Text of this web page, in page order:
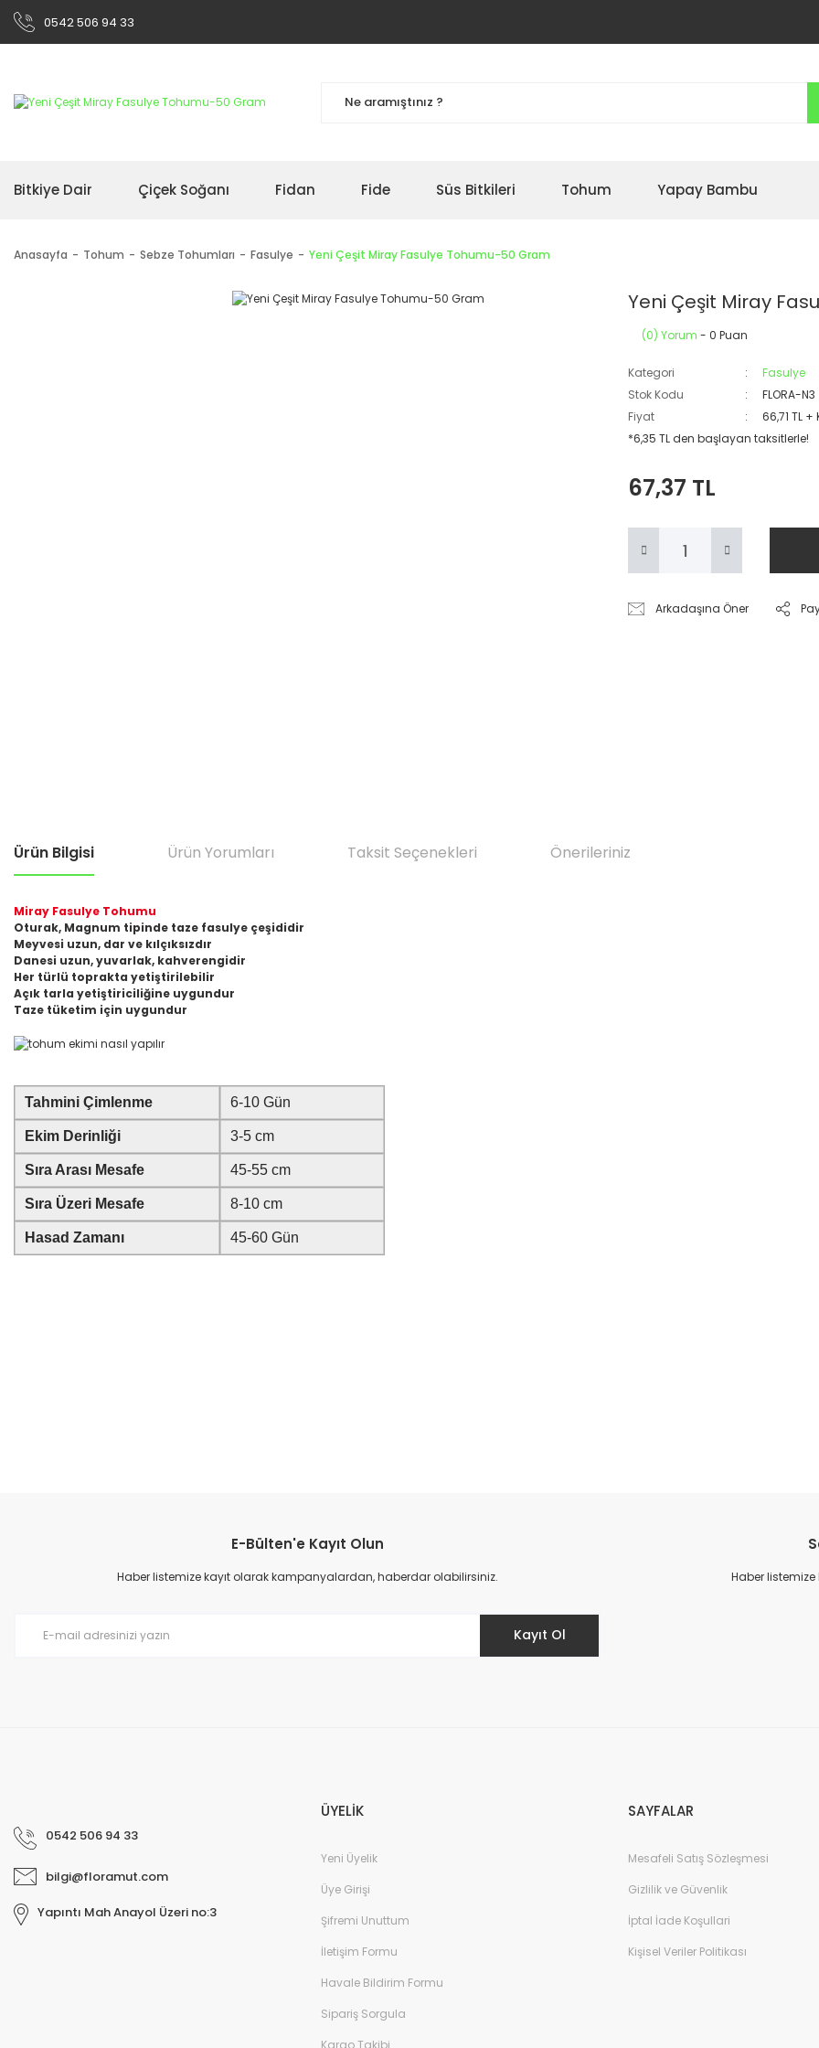
0542 506 94 33
Bitkiye Dair Çiçek Soğanı Fidan Fide Süs Bitkileri Tohum Yapay Bambu
Anasayfa Tohum Sebze Tohumları Fasulye Yeni Çeşit Miray Fasulye Tohumu-50 Gram
Yeni Çeşit Miray
(0) Yorum - 0 Puan
Kategori
Fasulye
Stok Kodu
FLORA-N3
Fiyat
66,71 TL +
*6,35 TL den başlayan taksitlerle!
67,37 TL
Arkadaşına Öner
Ürün Bilgisi Ürün Yorumları Taksit Seçenekleri Önerileriniz
Miray Fasulye Tohumu
Oturak, Magnum tipinde taze fasulye çeşididir
Meyvesi uzun, dar ve kılçıksızdır
Danesi uzun, yuvarlak, kahverengidir
Her türlü toprakta yetiştirilebilir
Açık tarla yetiştiriciliğine uygundur
Taze tüketim için uygundur
Tahmini Çimlenme 6-10 Gün
Ekim Derinliği 3-5 cm
Sıra Arası Mesafe 45-55 cm
Sıra Üzeri Mesafe 8-10 cm
Hasad Zamanı 45-60 Gün
Ürün resmi kalitesiz, bozuk veya görüntülenemiyor.
Ürün açıklamasında eksik bilgiler bulunuyor.
E-Bülten'e Kayıt Olun
Haber listemize kayıt olarak kampanyalardan, haberdar olabilirsiniz.
Kayıt Ol
Haber
0542 506 94 33
bilgi@floramut.com
Yapıntı Mah Anayol Üzeri no:3
ÜYELİK
Yeni Üyelik
Üye Girişi
Şifremi Unuttum
İletişim Formu
Havale Bildirim Formu
Sipariş Sorgula
Kargo Takibi
SAYFALAR
Mesafeli Satış Sözleşmesi
Gizlilik ve Güvenlik
İptal İade Koşullari
Kişisel Veriler Politikası